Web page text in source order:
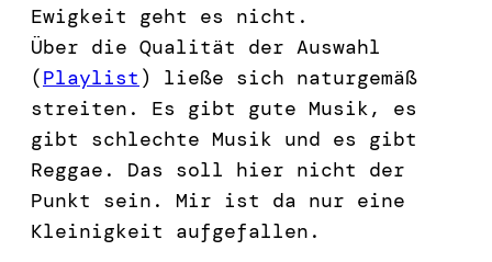
Ewigkeit geht es nicht.
Über die Qualität der Auswahl
(Playlist ) ließe sich naturgemäß
streiten. Es gibt gute Musik, es
gibt schlechte Musik und es gibt
Reggae. Das soll hier nicht der
Punkt sein. Mir ist da nur eine
Kleinigkeit aufgefallen.